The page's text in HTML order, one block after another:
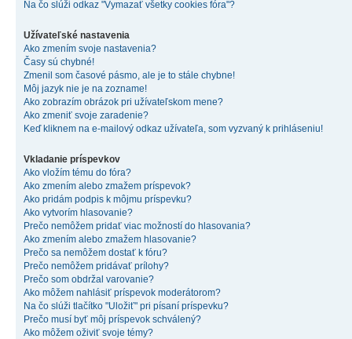
Na čo slúži odkaz "Vymazať všetky cookies fóra"?
Užívateľské nastavenia
Ako zmením svoje nastavenia?
Časy sú chybné!
Zmenil som časové pásmo, ale je to stále chybne!
Môj jazyk nie je na zozname!
Ako zobrazím obrázok pri užívateľskom mene?
Ako zmeniť svoje zaradenie?
Keď kliknem na e-mailový odkaz užívateľa, som vyzvaný k prihláseniu!
Vkladanie príspevkov
Ako vložím tému do fóra?
Ako zmením alebo zmažem príspevok?
Ako pridám podpis k môjmu príspevku?
Ako vytvorím hlasovanie?
Prečo nemôžem pridať viac možností do hlasovania?
Ako zmením alebo zmažem hlasovanie?
Prečo sa nemôžem dostať k fóru?
Prečo nemôžem pridávať prílohy?
Prečo som obdržal varovanie?
Ako môžem nahlásiť príspevok moderátorom?
Na čo slúži tlačítko "Uložiť" pri písaní príspevku?
Prečo musí byť môj príspevok schválený?
Ako môžem oživiť svoje témy?